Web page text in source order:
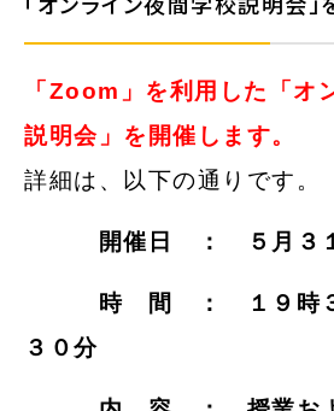
「Zoom」を利用した「オ
説明会」を開催します。
詳細は、以下の通りです。
開催日 ： ５月３１
時 間 ： １９時３
３０分